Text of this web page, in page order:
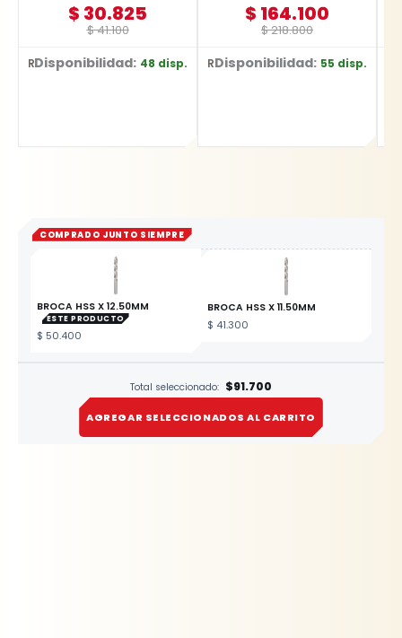
$41.100
$ 30.825
Ref: YT-3590
Disponibilidad: 48 disp.
$218.800
$ 164.100
Ref: YT-48851
Disponibilidad: 55 disp.
COMPRADO JUNTO SIEMPRE
BROCA HSS X 12.50MM
ESTE PRODUCTO
$ 50.400
BROCA HSS X 11.50MM
$ 41.300
Total seleccionado: $91.700
AGREGAR SELECCIONADOS AL CARRITO